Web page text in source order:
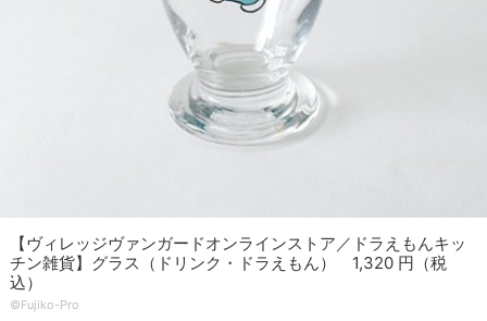
【ヴィレッジヴァンガードオンラインストア／ドラえもんキッ
チン雑貨】グラス（ドリンク・ドラえもん） 1,320 円（税
込）
©Fujiko-Pro